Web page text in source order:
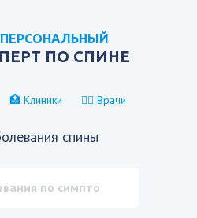
ПО СПИНЕ
🏥 Клиники 👨‍⚕️ Врачи
спины